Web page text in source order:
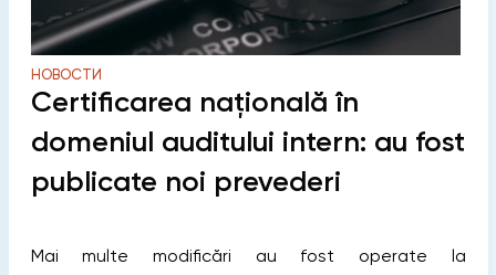
НОВОСТИ
Certificarea națională în
domeniul auditului intern: au fost
publicate noi prevederi
Mai multe modificări au fost operate la